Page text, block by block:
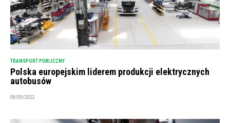
TRANSPORT PUBLICZNY
Polska europejskim liderem produkcji elektrycznych
autobusów
08/09/2022